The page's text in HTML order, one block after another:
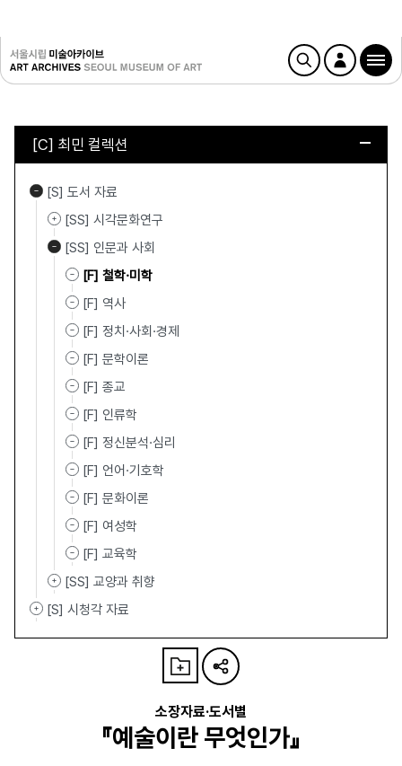
[C] 최민 컬렉션
[S] 도서 자료
[SS] 시각문화연구
[SS] 인문과 사회
[F] 철학·미학
[F] 역사
[F] 정치·사회·경제
[F] 문학이론
[F] 종교
[F] 인류학
[F] 정신분석·심리
[F] 언어·기호학
[F] 문화이론
[F] 여성학
[F] 교육학
[SS] 교양과 취향
[S] 시청각 자료
소장자료·도서별
『예술이란 무엇인가』